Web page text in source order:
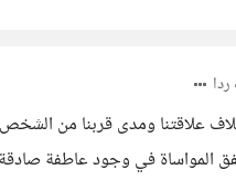
علاقتنا ومدى قربنا من
المواساة في وجود عاطفة